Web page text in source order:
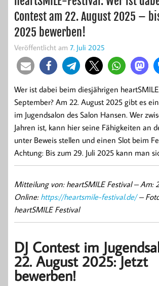
Contest am 22. August 2025 –
2025 bewerben!
Veröffentlicht am 7. Juli 2025
Wer ist dabei beim diesjährigen
September? Am 22. August 2025 gibt es
im Jugendsalon des Salon Hansen. Wer
Jahren ist, kann hier seine Fähigkeiten an
unter Beweis stellen und einen Slot beim
Achtung: Bis zum 29. Juli 2025 kann man
Mitteilung von: heartSMILE Festival –Am:
Online: https://heartsmile-festival.de/–
heartSMILE Festival
DJ Contest im
22. August 2025: Jetzt
bewerben!